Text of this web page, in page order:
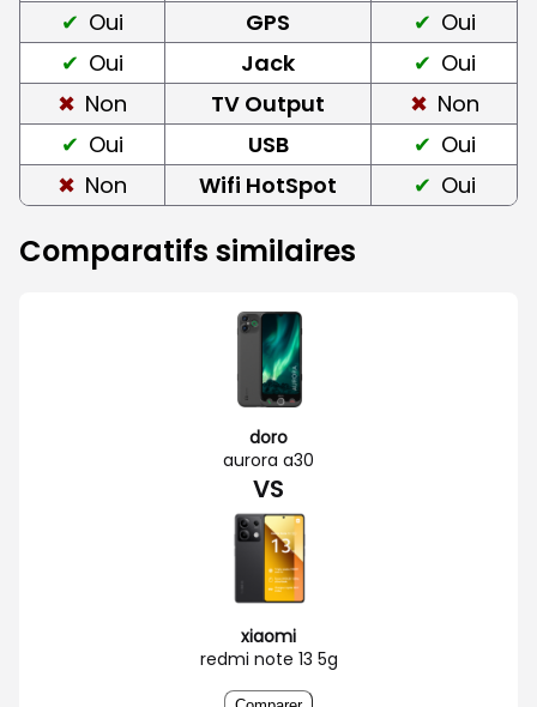
Oui
GPS
Oui
Oui
Jack
Oui
Non
TV Output
Non
Oui
USB
Oui
Non
Wifi HotSpot Oui
Comparatifs similaires
doro
aurora a30
VS
xiaomi
redmi note 13 5g